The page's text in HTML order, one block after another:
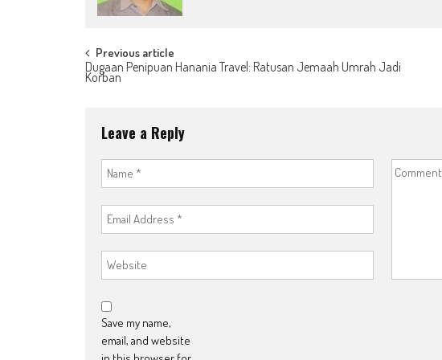
Post
navigation
Previous article
Dugaan Penipuan Hanania Travel: Ratusan Jemaah Umrah Jadi
Korban
Leave a Reply
Save my name,
email, and website